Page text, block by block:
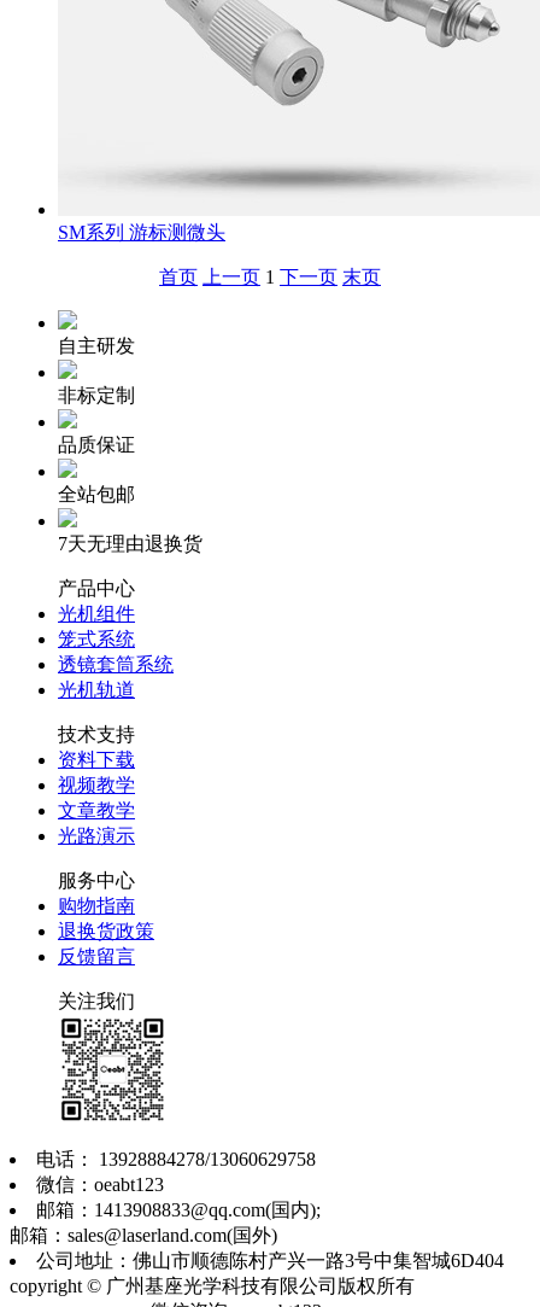
SM系列 游标测微头
首页 上一页 1 下一页 末页
自主研发
非标定制
品质保证
全站包邮
7天无理由退换货
产品中心
光机组件
笼式系统
透镜套筒系统
光机轨道
技术支持
资料下载
视频教学
文章教学
光路演示
服务中心
购物指南
退换货政策
反馈留言
关注我们
电话： 13928884278/13060629758
微信：oeabt123
邮箱：1413908833@qq.com(国内);
邮箱：sales@laserland.com(国外)
公司地址：佛山市顺德陈村产兴一路3号中集智城6D404
copyright © 广州基座光学科技有限公司版权所有